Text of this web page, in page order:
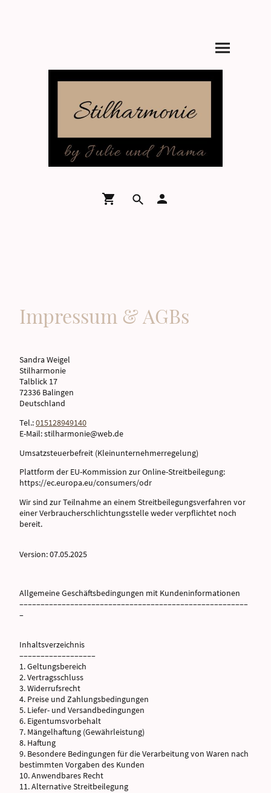
Impressum & AGBs
Sandra Weigel
Stilharmonie
Talblick 17
72336 Balingen
Deutschland
Tel.:015128949140
E-Mail: stilharmonie@web.de
Umsatzsteuerbefreit (Kleinunternehmerregelung)
Plattform der EU-Kommission zur Online-Streitbeilegung:
https://ec.europa.eu/consumers/odr
Wir sind zur Teilnahme an einem Streitbeilegungsverfahren vor
einer Verbraucherschlichtungsstelle weder verpflichtet noch
bereit.
Version: 07.05.2025
Allgemeine Geschäftsbedingungen mit Kundeninformationen
––––––––––––––––––––––––––––––––––––––––––––––––––––––
–
Inhaltsverzeichnis
––––––––––––––––––
1. Geltungsbereich
2. Vertragsschluss
3. Widerrufsrecht
4. Preise und Zahlungsbedingungen
5. Liefer- und Versandbedingungen
6. Eigentumsvorbehalt
7. Mängelhaftung (Gewährleistung)
8. Haftung
9. Besondere Bedingungen für die Verarbeitung von Waren nach
bestimmten Vorgaben des Kunden
10. Anwendbares Recht
11. Alternative Streitbeilegung